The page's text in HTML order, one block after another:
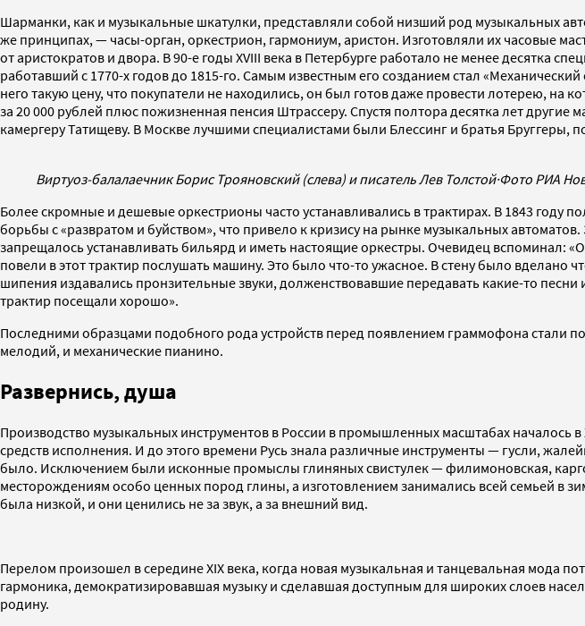
Шарманки, как и музыкальные шкатулки, представляли собой низший род музыкальных
же принципах, — часы-орган, оркестрион, гармониум, аристон. Изготовляли их часовые
от аристократов и двора. В 90-е годы XVIII века в Петербурге работало не менее десятка
работавший с 1770-х годов до 1815-го. Самым известным его созданием стал
него такую цену, что покупатели не находились, он был готов даже провести лотерею, на
за 20 000 рублей плюс пожизненная пенсия Штрассеру. Спустя полтора десятка лет
камергеру Татищеву. В Москве лучшими специалистами были Блессинг и братья Бруггеры,
Виртуоз-балалаечник Борис Трояновский (слева) и писатель Лев Толстой·Фото РИА
Более скромные и дешевые оркестрионы часто устанавливались в трактирах. В 1843
борьбы с «развратом и буйством», что привело к кризису на рынке музыкальных
запрещалось устанавливать бильярд и иметь настоящие оркестры. Очевидец вспоминал:
повели в этот трактир послушать машину. Это было что-то ужасное. В стену было вделано
шипения издавались пронзительные звуки, долженствовавшие передавать какие-то
трактир посещали хорошо».
Последними образцами подобного рода устройств перед появлением граммофона стали
мелодий, и механические пианино.
Развернись, душа
Производство музыкальных инструментов в России в промышленных масштабах началось
средств исполнения. И до этого времени Русь знала различные инструменты — гусли,
было. Исключением были исконные промыслы глиняных свистулек — филимоновская,
месторождениям особо ценных пород глины, а изготовлением занимались всей семьей
была низкой, и они ценились не за звук, а за внешний вид.
Перелом произошел в середине XIX века, когда новая музыкальная и танцевальная мода
гармоника, демократизировавшая музыку и сделавшая доступным для широких слоев
родину.